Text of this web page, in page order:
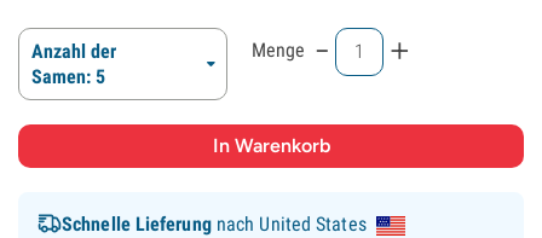
Anzahl der
Samen: 5
Menge - +
Schnelle Lieferungnach United States